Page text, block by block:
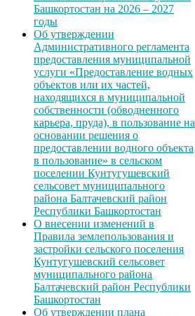
Башкортостан на 2026 – 2027
годы
Об утверждении
Административного регламента
предоставления муниципальной
услуги «Предоставление водных
объектов или их частей,
находящихся в муниципальной
собственности (обводненного
карьера, пруда), в пользование на
основании решения о
предоставлении водного объекта
в пользование» в сельском
поселении Кунтугушевский
сельсовет муниципального
района Балтачевский район
Республики Башкортостан
О внесении изменений в
Правила землепользования и
застройки сельского поселения
Кунтугушевский сельсовет
муниципального района
Балтачевский район Республики
Башкортостан
Об утверждении плана